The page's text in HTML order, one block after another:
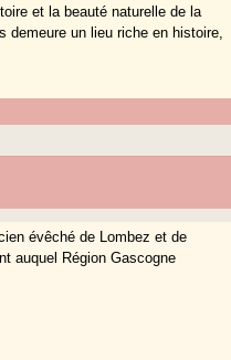
et la beauté naturelle de la
demeure un lieu riche en histoire,
évêché de Lombez et de
auquel Région Gascogne